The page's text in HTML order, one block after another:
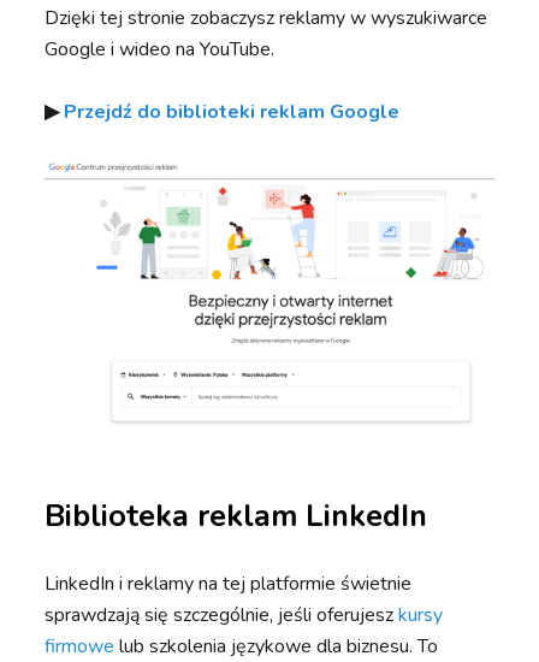
Dzięki tej stronie zobaczysz reklamy w wyszukiwarce
Google i wideo na YouTube.
▶︎Przejdź do biblioteki reklam Google
Biblioteka reklam LinkedIn
LinkedIn i reklamy na tej platformie świetnie
sprawdzają się szczególnie, jeśli oferujeszkursy
firmowe lub szkolenia językowe dla biznesu. To